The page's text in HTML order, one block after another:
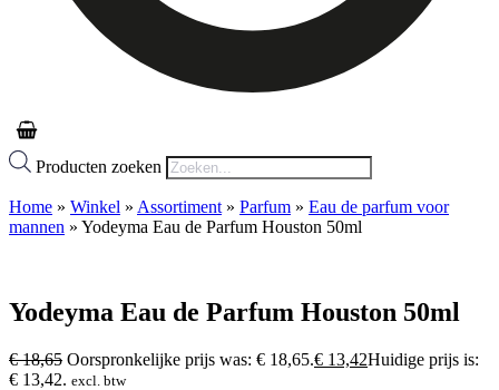
Producten zoeken
Home » Winkel » Assortiment » Parfum » Eau de parfum voor
mannen » Yodeyma Eau de Parfum Houston 50ml
Yodeyma Eau de Parfum Houston 50ml
€18,65 Oorspronkelijke prijs was: € 18,65.€ 13,42Huidige prijs is:
€ 13,42. excl. btw